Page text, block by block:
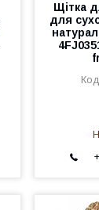
Щітка
для